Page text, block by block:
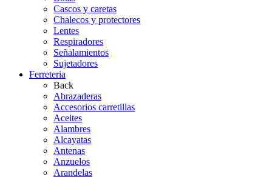
Cascos y caretas
Chalecos y protectores
Lentes
Respiradores
Señalamientos
Sujetadores
Ferreteria
Back
Abrazaderas
Accesorios carretillas
Aceites
Alambres
Alcayatas
Antenas
Anzuelos
Arandelas